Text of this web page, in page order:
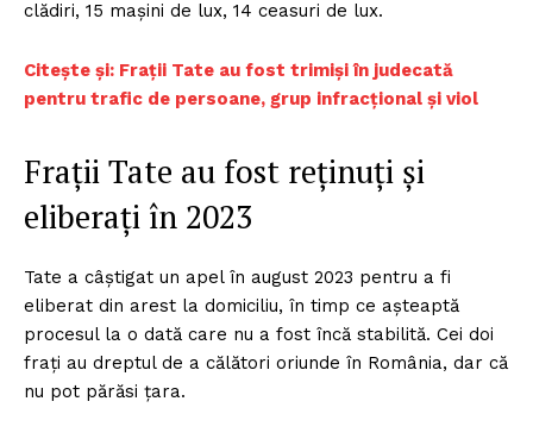
clădiri, 15 mașini de lux, 14 ceasuri de lux.
Citește și: Frații Tate au fost trimiși în judecată
pentru trafic de persoane, grup infracțional și viol
Frații Tate au fost reținuți și
eliberați în 2023
Tate a câștigat un apel în august 2023 pentru a fi
eliberat din arest la domiciliu, în timp ce așteaptă
procesul la o dată care nu a fost încă stabilită. Cei doi
frați au dreptul de a călători oriunde în România, dar că
nu pot părăsi țara.